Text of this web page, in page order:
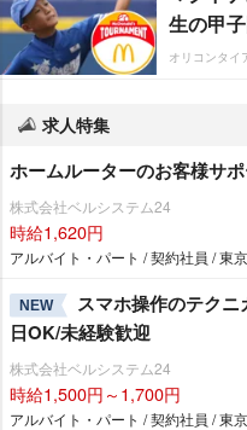
生の甲子
オリコンタイ
求人特集
ホームルーターのお客様サ
株式会社ベルシステム24
時給1,620円
アルバイト・パート / 契約社員 / 東
NEW
スマホ操作のテク
日OK/未経験歓迎
株式会社ベルシステム24
時給1,500円～1,700円
アルバイト・パート / 契約社員 / 東